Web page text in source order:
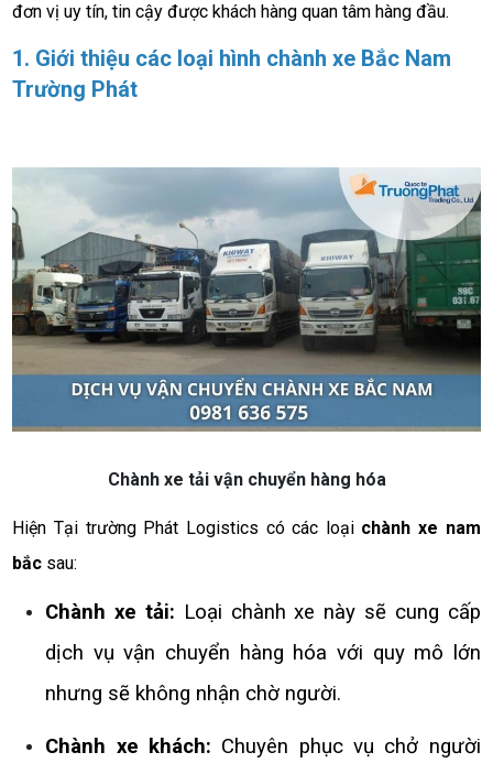
đơn vị uy tín, tin cậy được khách hàng quan tâm hàng đầu.
1. Giới thiệu các loại hình chành xe Bắc Nam
Trường Phát
Chành xe tải vận chuyển hàng hóa
Hiện Tại trường Phát Logistics có các loại chành xe nam
bắc sau:
Chành xe tải: Loại chành xe này sẽ cung cấp
dịch vụ vận chuyển hàng hóa với quy mô lớn
nhưng sẽ không nhận chờ người.
Chành xe khách: Chuyên phục vụ chở người